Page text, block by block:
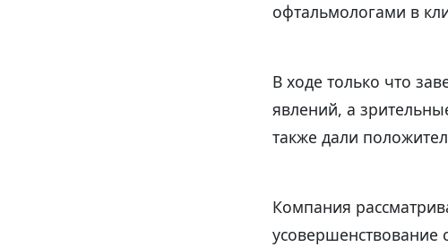
офтальмологами в
В ходе только что
явлений, а
также дали
Компания
усовершенствование